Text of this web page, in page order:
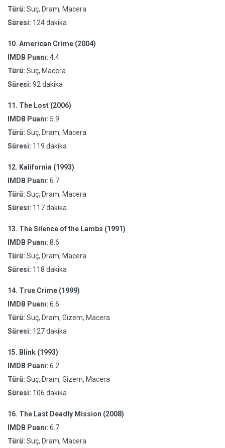
Türü: Suç, Dram, Macera
Süresi: 124 dakika
10. American Crime (2004)
IMDB Puanı: 4.4
Türü: Suç, Macera
Süresi: 92 dakika
11. The Lost (2006)
IMDB Puanı: 5.9
Türü: Suç, Dram, Macera
Süresi: 119 dakika
12. Kalifornia (1993)
IMDB Puanı: 6.7
Türü: Suç, Dram, Macera
Süresi: 117 dakika
13. The Silence of the Lambs (1991)
IMDB Puanı: 8.6
Türü: Suç, Dram, Macera
Süresi: 118 dakika
14. True Crime (1999)
IMDB Puanı: 6.6
Türü: Suç, Dram, Gizem, Macera
Süresi: 127 dakika
15. Blink (1993)
IMDB Puanı: 6.2
Türü: Suç, Dram, Gizem, Macera
Süresi: 106 dakika
16. The Last Deadly Mission (2008)
IMDB Puanı: 6.7
Türü: Suç, Dram, Macera